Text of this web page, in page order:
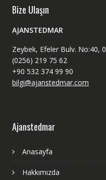
Bize Ulaşın
AJANSTEDMAR
Zeybek, Efeler Bulv. No:40,
(0256) 219 75 62
+90 532 374 99 90
bilgi@ajanstedmar.com
Ajanstedmar
Anasayfa
Hakkımızda